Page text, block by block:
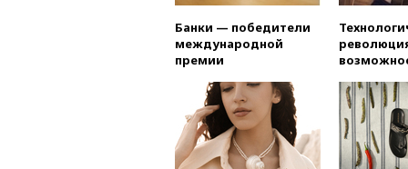
Банки — победители
международной
премии